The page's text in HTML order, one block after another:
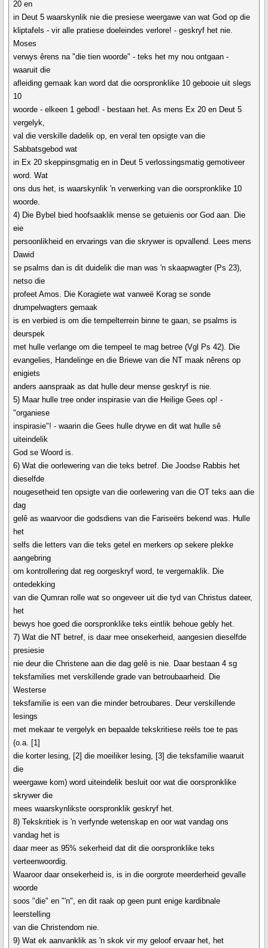
20 en
in Deut 5 waarskynlik nie die presiese weergawe van wat God op die
kliptafels - vir alle pratiese doeleindes verlore! - geskryf het nie.
Moses
verwys êrens na "die tien woorde" - teks het my nou ontgaan -
waaruit die
afleiding gemaak kan word dat die oorspronklike 10 gebooie uit slegs
10
woorde - elkeen 1 gebod! - bestaan het. As mens Ex 20 en Deut 5
vergelyk,
val die verskille dadelik op, en veral ten opsigte van die
Sabbatsgebod wat
in Ex 20 skeppinsgmatig en in Deut 5 verlossingsmatig gemotiveer
word. Wat
ons dus het, is waarskynlik 'n verwerking van die oorspronklike 10
woorde.
4) Die Bybel bied hoofsaaklik mense se getuienis oor God aan. Die
eie
persoonlikheid en ervarings van die skrywer is opvallend. Lees mens
Dawid
se psalms dan is dit duidelik die man was 'n skaapwagter (Ps 23),
netso die
profeet Amos. Die Koragiete wat vanweë Korag se sonde
drumpelwagters gemaak
is en verbied is om die tempelterrein binne te gaan, se psalms is
deurspek
met hulle verlange om die tempeel te mag betree (Vgl Ps 42). Die
evangelies, Handelinge en die Briewe van die NT maak nêrens op
enigiets
anders aanspraak as dat hulle deur mense geskryf is nie.
5) Maar hulle tree onder inspirasie van die Heilige Gees op! -
"organiese
inspirasie"! - waarin die Gees hulle drywe en dit wat hulle sê
uiteindelik
God se Woord is.
6) Wat die oorlewering van die teks betref. Die Joodse Rabbis het
dieselfde
nougesetheid ten opsigte van die oorlewering van die OT teks aan die
dag
gelê as waarvoor die godsdiens van die Fariseërs bekend was. Hulle
het
selfs die letters van die teks getel en merkers op sekere plekke
aangebring
om kontrollering dat reg oorgeskryf word, te vergemaklik. Die
ontedekking
van die Qumran rolle wat so ongeveer uit die tyd van Christus dateer,
het
bewys hoe goed die oorspronklike teks eintlik behoue gebly het.
7) Wat die NT betref, is daar mee onsekerheid, aangesien dieselfde
presiesie
nie deur die Christene aan die dag gelê is nie. Daar bestaan 4 sg
teksfamilies met verskillende grade van betroubaarheid. Die
Westerse
teksfamilie is een van die minder betroubares. Deur verskillende
lesings
met mekaar te vergelyk en bepaalde tekskritiese reëls toe te pas
(o.a. [1]
die korter lesing, [2] die moeiliker lesing, [3] die teksfamilie waaruit
die
weergawe kom) word uiteindelik besluit oor wat die oorspronklike
skrywer die
mees waarskynlikste oorspronklik geskryf het.
8) Tekskritiek is 'n verfynde wetenskap en oor wat vandag ons
vandag het is
daar meer as 95% sekerheid dat dit die oorspronklike teks
verteenwoordig.
Waaroor daar onsekerheid is, is in die oorgrote meerderheid gevalle
woorde
soos "die" en "'n", en dit raak op geen punt enige kardibnale
leerstelling
van die Christendom nie.
9) Wat ek aanvanklik as 'n skok vir my geloof ervaar het, het